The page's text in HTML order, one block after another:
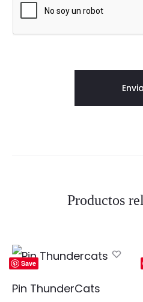
Productos
Save
Pin ThunderCats